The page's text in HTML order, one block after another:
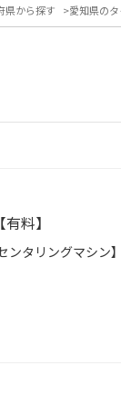
県から探す 愛知県の
料】